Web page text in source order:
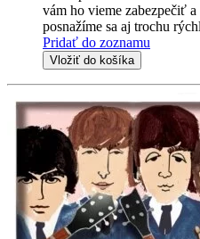
vám ho vieme zabezpečiť
posnažíme sa aj trochu
Pridať do zoznamu
Vložiť do košíka